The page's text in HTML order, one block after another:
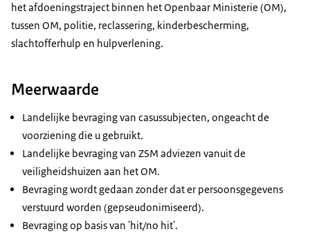
het afdoeningstraject binnen het Openbaar Ministerie (OM),
tussen OM, politie, reclassering, kinderbescherming,
slachtofferhulp en hulpverlening.
Meerwaarde
Landelijke bevraging van casussubjecten, ongeacht de
voorziening die u gebruikt.
Landelijke bevraging van ZSM adviezen vanuit de
veiligheidshuizen aan het OM.
Bevraging wordt gedaan zonder dat er persoonsgegevens
verstuurd worden (gepseudonimiseerd).
Bevraging op basis van 'hit/no hit'.